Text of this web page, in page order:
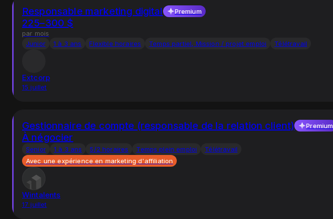
Responsable marketing digital Premium
225–300 $
par mois
Junior
1 à 3 ans Flexible horaires Temps partiel, Mission / projet emploi Télétravail
Extcorp
15 juillet
Gestionnaire de compte (responsable de la relation client) Premium
À négocier
Senior 1 à 3 ans 5/2 horaires Temps plein emploi
Télétravail
Avec une expérience en marketing d'affiliation
Wintalents
17 juillet